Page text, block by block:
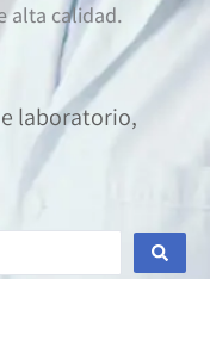
alta calidad.
laboratorio,